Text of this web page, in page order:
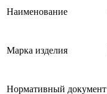
Наименование
Марка изделия
Нормативный документ